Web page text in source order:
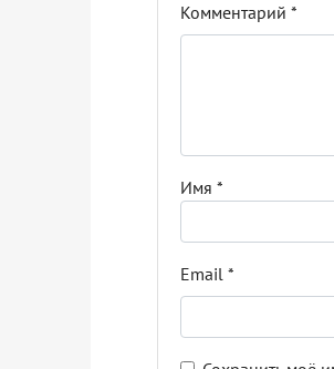
Комментарий *
Имя *
Email *